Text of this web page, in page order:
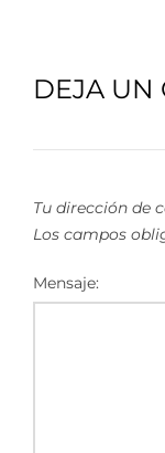
DEJA UN
Tu dirección de
Los campos
Mensaje: